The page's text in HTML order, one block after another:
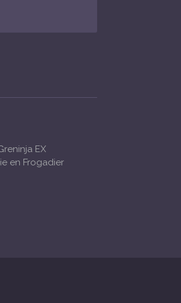
EX
en Frogadier